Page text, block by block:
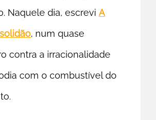
Naquele dia, escreviA
, num quase
contra a irracionalidade
com o combustível do